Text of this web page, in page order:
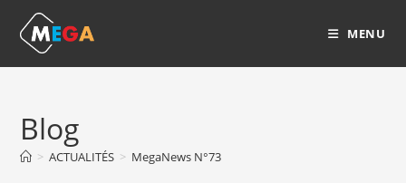
content
MENU
Blog
> ACTUALITÉS > MegaNews N°73